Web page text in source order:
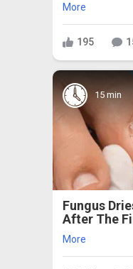
More
195
15 min
Fungus
After The
More